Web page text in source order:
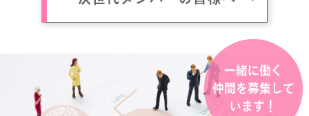
一緒に働く
仲間を募集して
います！